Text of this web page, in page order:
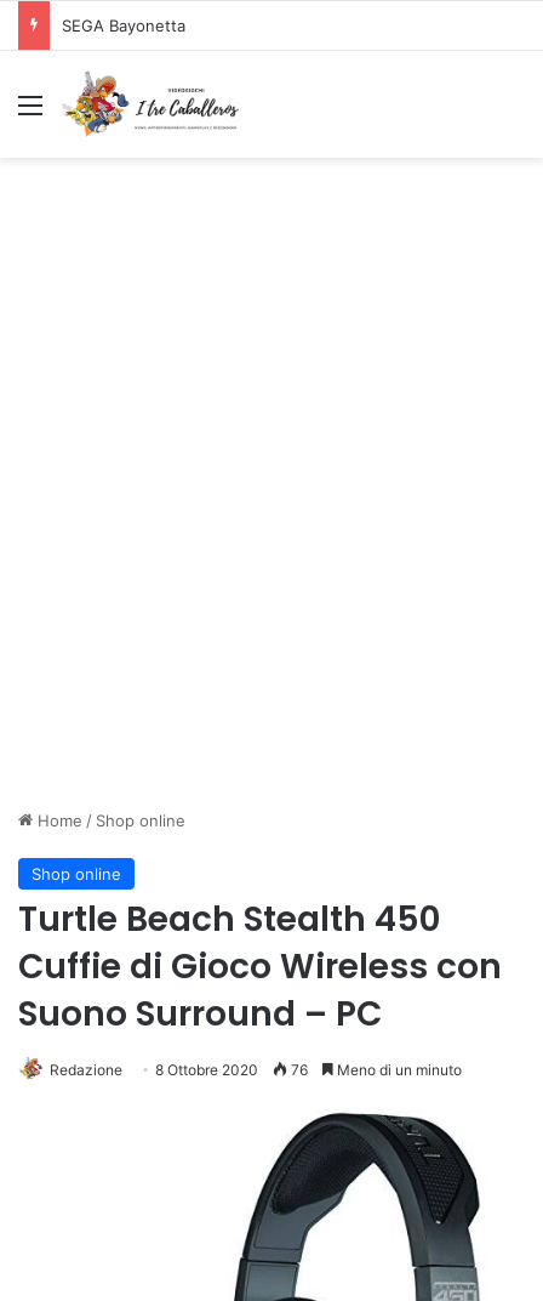
SEGA Bayonetta
Menu
Home / Shop online
Shop online
Turtle Beach Stealth 450
Cuffie di Gioco Wireless con
Suono Surround – PC
Redazione 8 Ottobre 2020 76 Meno di un minuto